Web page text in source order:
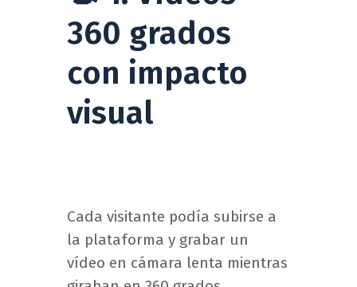
360 grados
con impacto
visual
Cada visitante podía subirse a
la plataforma y grabar un
vídeo en cámara lenta mientras